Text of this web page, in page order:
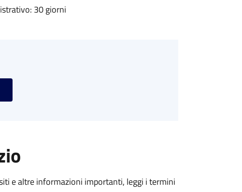
30 giorni
e altre informazioni importanti, leggi i termini